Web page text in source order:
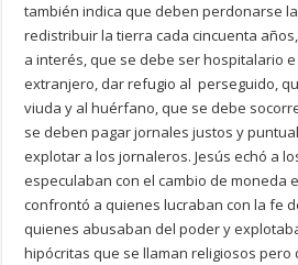
también indica que deben perdonarse
redistribuir la tierra cada cincuenta
a interés, que se debe ser hospitalario
extranjero, dar refugio al perseguido,
viuda y al huérfano, que se debe
se deben pagar jornales justos y
explotar a los jornaleros. Jesús echó a
especulaban con el cambio de moneda
confrontó a quienes lucraban con la fe
quienes abusaban del poder y
hipócritas que se llaman religiosos pero